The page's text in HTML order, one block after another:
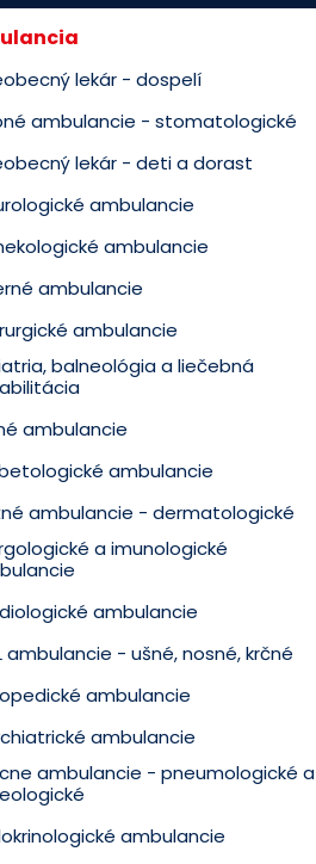
lekár - dospelí
ambulancie - stomatologické
lekár - deti a dorast
ambulancie
ambulancie
ambulancie
ambulancie
balneológia a liečebná
ambulancie
ambulancie
ambulancie - dermatologické
a imunologické
ambulancie
ambulancie - ušné, nosné, krčné
ambulancie
ambulancie
ambulancie - pneumologické a
ambulancie